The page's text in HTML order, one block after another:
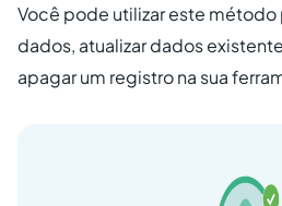
Você pode utilizar este método
dados, atualizar dados
apagar um registro na sua